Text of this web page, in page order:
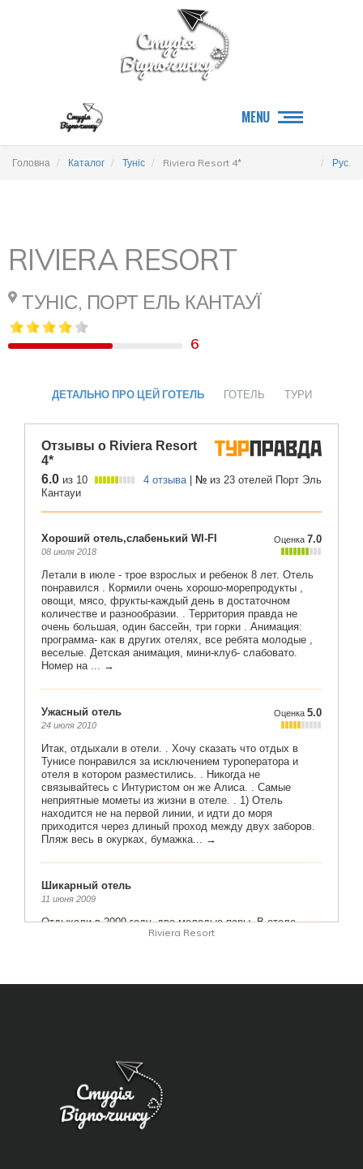
MENU
Головна Каталог Туніс Riviera Resort 4* Рус.
RIVIERA RESORT
ТУНІС, ПОРТ ЕЛЬ КАНТАУЇ
6
ДЕТАЛЬНО ПРО ЦЕЙ ГОТЕЛЬ ГОТЕЛЬ ТУРИ
Riviera Resort